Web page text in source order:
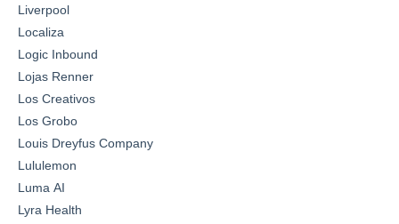
Liverpool
Localiza
Logic Inbound
Lojas Renner
Los Creativos
Los Grobo
Louis Dreyfus Company
Lululemon
Luma AI
Lyra Health